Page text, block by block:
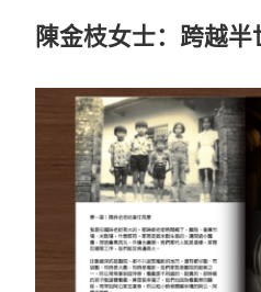
陳金枝女士：跨越